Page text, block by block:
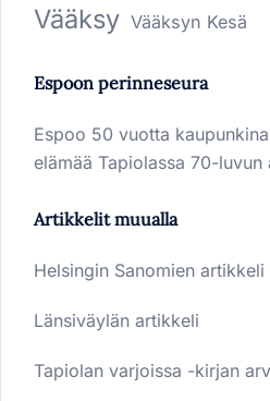
Vääksy Vääksyn Kesä
Espoon perinneseura
Espoo 50 vuotta
elämää Tapiolassa 70-luvun
Artikkelit muualla
Helsingin Sanomien artikkeli
Länsiväylän artikkeli
Tapiolan varjoissa -kirjan